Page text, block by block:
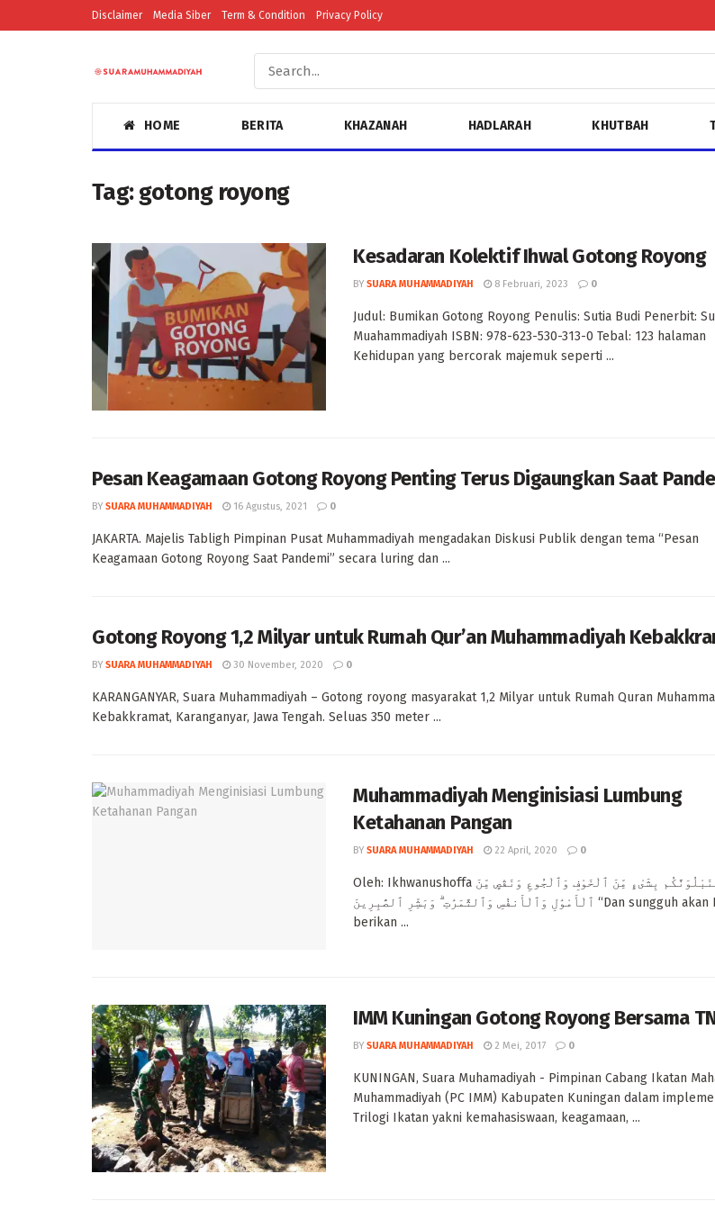
Disclaimer Media Siber Term & Condition Privacy Policy
HOME BERITA KHAZANAH HADLARAH KHUTBAH
Tag:gotong royong
Kesadaran Kolektif Ihwal Gotong Royong
BY SUARA MUHAMMADIYAH 8 Februari, 2023 0
Judul: Bumikan Gotong Royong Penulis: Sutia Budi Penerbit:
Muahammadiyah ISBN: 978-623-530-313-0 Tebal: 123 halaman
Kehidupan yang bercorak majemuk seperti ...
Pesan Keagamaan Gotong Royong Penting Terus Digaungkan Saat
BY SUARA MUHAMMADIYAH 16 Agustus, 2021 0
JAKARTA. Majelis Tabligh Pimpinan Pusat Muhammadiyah mengadakan Diskusi Publik dengan tema “Pesan
Keagamaan Gotong Royong Saat Pandemi” secara luring dan ...
Gotong Royong 1,2 Milyar untuk Rumah Qur’an Muhammadiyah
BY SUARA MUHAMMADIYAH 30 November, 2020 0
KARANGANYAR, Suara Muhammadiyah – Gotong royong masyarakat 1,2 Milyar untuk Rumah Quran
Kebakkramat, Karanganyar, Jawa Tengah. Seluas 350 meter ...
Muhammadiyah Menginisiasi Lumbung
Ketahanan Pangan
BY SUARA MUHAMMADIYAH 22 April, 2020 0
Oleh: Ikhwanushoffa وَلَنَبْلُوَنَّكُم بِشَىْءٍ مِّنَ ٱلْخَوْفِ وَٱلْجُوعِ وَنَقْصٍ مِّنَ
ٱلْأَمْوَٰلِ وَٱلْأَنفُسِ وَٱلثَّمَرَٰتِ ۗ وَبَشِّرِ ٱلصَّٰبِرِينَ “Dan sungguh akan Kami
berikan ...
IMM Kuningan Gotong Royong Bersama
BY SUARA MUHAMMADIYAH 2 Mei, 2017 0
KUNINGAN, Suara Muhamadiyah - Pimpinan Cabang Ikatan
Muhammadiyah (PC IMM) Kabupaten Kuningan dalam
Trilogi Ikatan yakni kemahasiswaan, keagamaan, ...